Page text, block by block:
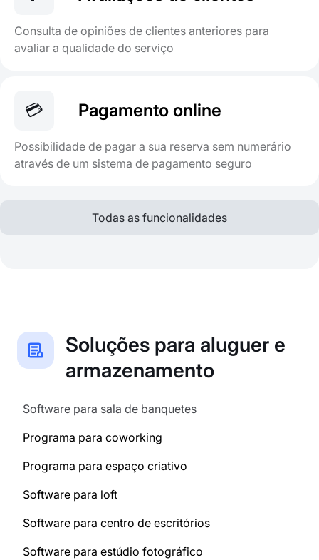
Consulta de opiniões de clientes anteriores para
avaliar a qualidade do serviço
💳 Pagamento online
Possibilidade de pagar a sua reserva sem numerário
através de um sistema de pagamento seguro
Todas as funcionalidades
Soluções para aluguer e
armazenamento
Software para sala de banquetes
Programa para coworking
Programa para espaço criativo
Software para loft
Software para centro de escritórios
Software para estúdio fotográfico